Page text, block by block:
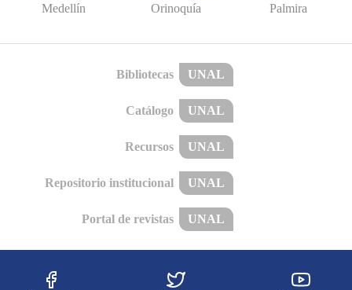
Medellín Orinoquía Palmira
Bibliotecas UNAL
Catálogo UNAL
Recursos UNAL
Repositorio institucional UNAL
Portal de revistas UNAL